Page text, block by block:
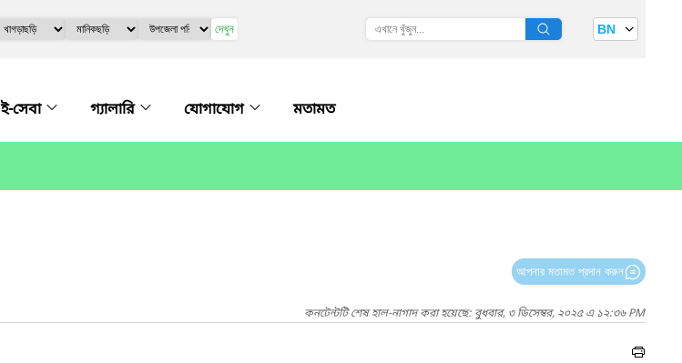
দেখুন BN
ই-সেবা গ্যালারি যোগাযোগ মতামত
আপনার মতামত প্রদান করুন
কনটেন্টটি শেষ হাল-নাগাদ করা হয়েছে: বুধবার, ৩ ডিসেম্বর, ২০২৫ এ ১২:৩৬ PM